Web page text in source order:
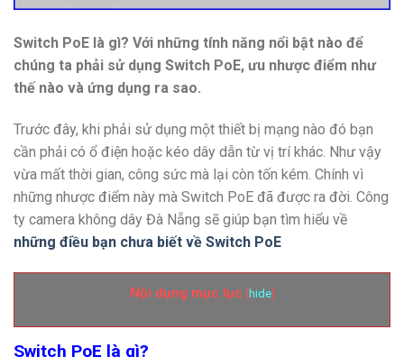
Switch PoE là gì? Với những tính năng nổi bật nào để
chúng ta phải sử dụng Switch PoE, ưu nhược điểm như
thế nào và ứng dụng ra sao.
Trước đây, khi phải sử dụng một thiết bị mạng nào đó bạn
cần phải có ổ điện hoặc kéo dây dẫn từ vị trí khác. Như vậy
vừa mất thời gian, công sức mà lại còn tốn kém. Chính vì
những nhược điểm này mà Switch PoE đã được ra đời. Công
ty camera không dây Đà Nẵng sẽ giúp bạn tìm hiểu về
những điều bạn chưa biết về Switch PoE
Nội dụng mục lục [hide]
Switch PoE là gì?